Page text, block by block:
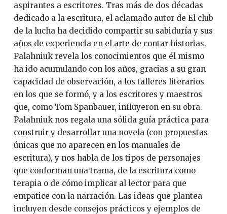
aspirantes a escritores. Tras más de dos décadas
dedicado a la escritura, el aclamado autor de El club
de la lucha ha decidido compartir su sabiduría y sus
años de experiencia en el arte de contar historias.
Palahniuk revela los conocimientos que él mismo
ha ido acumulando con los años, gracias a su gran
capacidad de observación, a los talleres literarios
en los que se formó, y a los escritores y maestros
que, como Tom Spanbauer, influyeron en su obra.
Palahniuk nos regala una sólida guía práctica para
construir y desarrollar una novela (con propuestas
únicas que no aparecen en los manuales de
escritura), y nos habla de los tipos de personajes
que conforman una trama, de la escritura como
terapia o de cómo implicar al lector para que
empatice con la narración. Las ideas que plantea
incluyen desde consejos prácticos y ejemplos de